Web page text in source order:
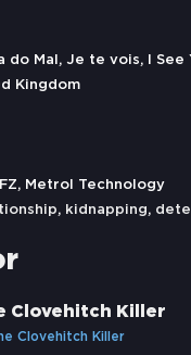
do Mal, Je te vois, I See
Kingdom
Metrol Technology
, kidnapping,
Clovehitch Killer